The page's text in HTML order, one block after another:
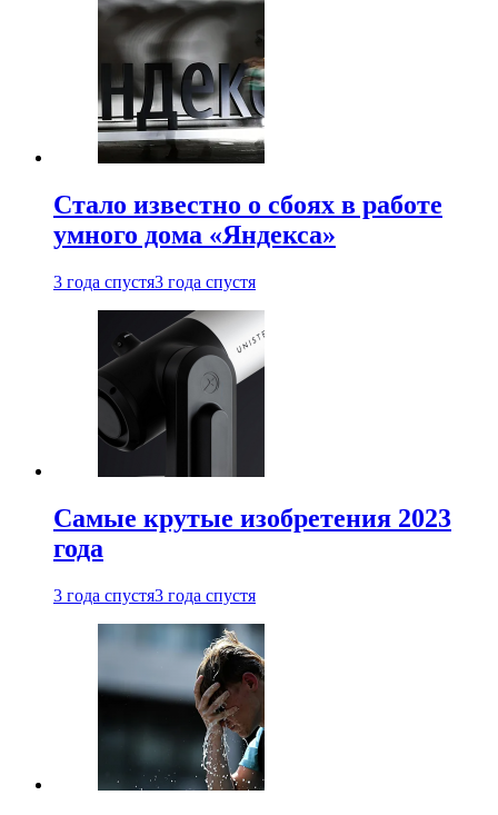
Стало известно о сбоях в работе
умного дома «Яндекса»
3 года спустя3 года спустя
Самые крутые изобретения 2023
года
3 года спустя3 года спустя